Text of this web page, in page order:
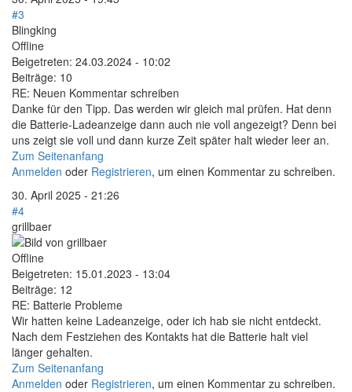
#3
Blingking
Offline
Beigetreten: 24.03.2024 - 10:02
Beiträge: 10
RE: Neuen Kommentar schreiben
Danke für den Tipp. Das werden wir gleich mal prüfen. Hat denn
die Batterie-Ladeanzeige dann auch nie voll angezeigt? Denn bei
uns zeigt sie voll und dann kurze Zeit später halt wieder leer an.
Zum Seitenanfang
Anmelden oder Registrieren, um einen Kommentar zu schreiben.
30. April 2025 - 21:26
#4
grillbaer
Offline
Beigetreten: 15.01.2023 - 13:04
Beiträge: 12
RE: Batterie Probleme
Wir hatten keine Ladeanzeige, oder ich hab sie nicht entdeckt.
Nach dem Festziehen des Kontakts hat die Batterie halt viel
länger gehalten.
Zum Seitenanfang
Anmelden oder Registrieren, um einen Kommentar zu schreiben.